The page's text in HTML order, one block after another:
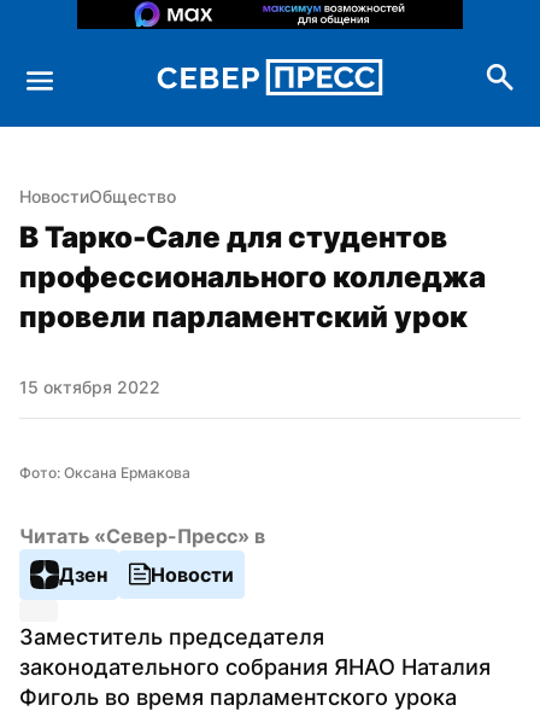
НовостиОбщество
В Тарко-Сале для студентов
профессионального колледжа
провели парламентский урок
15 октября 2022
Фото: Оксана Ермакова
Читать «Север-Пресс» в
Дзен
Новости
Заместитель председателя
законодательного собрания ЯНАО Наталия
Фиголь во время парламентского урока